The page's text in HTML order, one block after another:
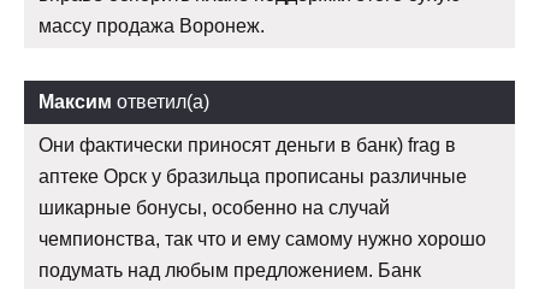
массу продажа Воронеж.
Максим ответил(а)
Они фактически приносят деньги в банк) frag в
аптеке Орск у бразильца прописаны различные
шикарные бонусы, особенно на случай
чемпионства, так что и ему самому нужно хорошо
подумать над любым предложением. Банк